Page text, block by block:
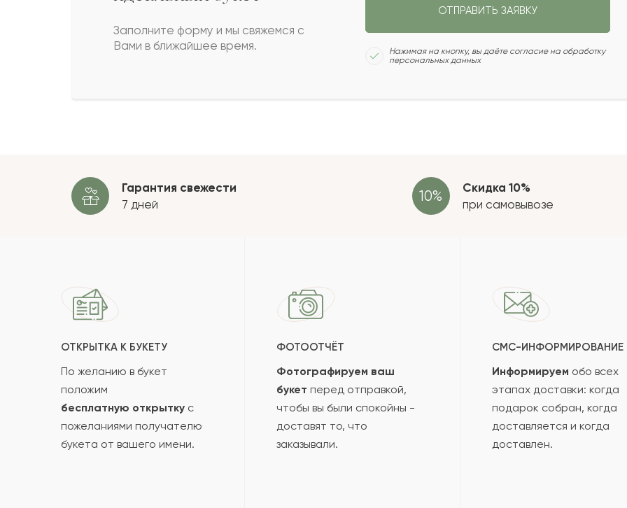
2022-05-14
2022-04-14
Заполните форму и мы свяжемся с
Вами в ближайшее время.
ОТПРАВИТЬ ЗАЯВКУ
Нажимая на кнопку, вы даёте согласие на обработку
персональных данных
Гарантия свежести
7 дней
Скидка 10%
при самовывозе
ОТКРЫТКА К БУКЕТУ
По желанию в букет
положим
бесплатную открытку с
пожеланиями получателю
букета от вашего имени.
ФОТООТЧЁТ
Фотографируем ваш
букет перед отправкой,
чтобы вы были спокойны -
доставят то, что
заказывали.
СМС-ИНФОРМИРОВАНИЕ
Информируем обо всех
этапах доставки: когда
подарок собран, когда
доставляется и когда
доставлен.